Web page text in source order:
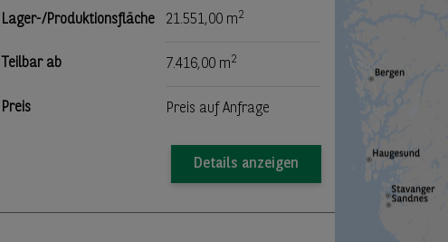
Lager-/Produktionsfläche 21.551,00 m2
Teilbar ab 7.416,00 m2
Preis Preis auf Anfrage
Details anzeigen